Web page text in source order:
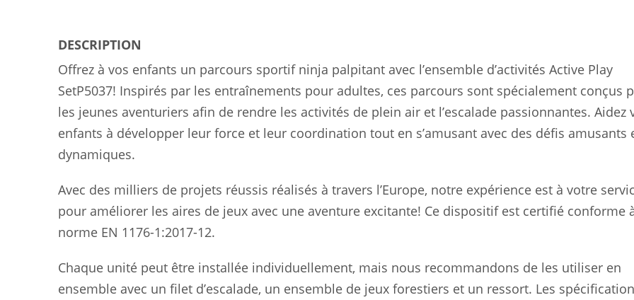
DESCRIPTION
Offrez à vos enfants un parcours sportif ninja palpitant avec l’ensemble d’activités Active Play
SetP5037! Inspirés par les entraînements pour adultes, ces parcours sont spécialement conçus
les jeunes aventuriers afin de rendre les activités de plein air et l’escalade passionnantes. Aidez
enfants à développer leur force et leur coordination tout en s’amusant avec des défis amusants
dynamiques.
Avec des milliers de projets réussis réalisés à travers l’Europe, notre expérience est à votre
pour améliorer les aires de jeux avec une aventure excitante! Ce dispositif est certifié conforme
norme EN 1176-1:2017-12.
Chaque unité peut être installée individuellement, mais nous recommandons de les utiliser en
ensemble avec un filet d’escalade, un ensemble de jeux forestiers et un ressort. Les